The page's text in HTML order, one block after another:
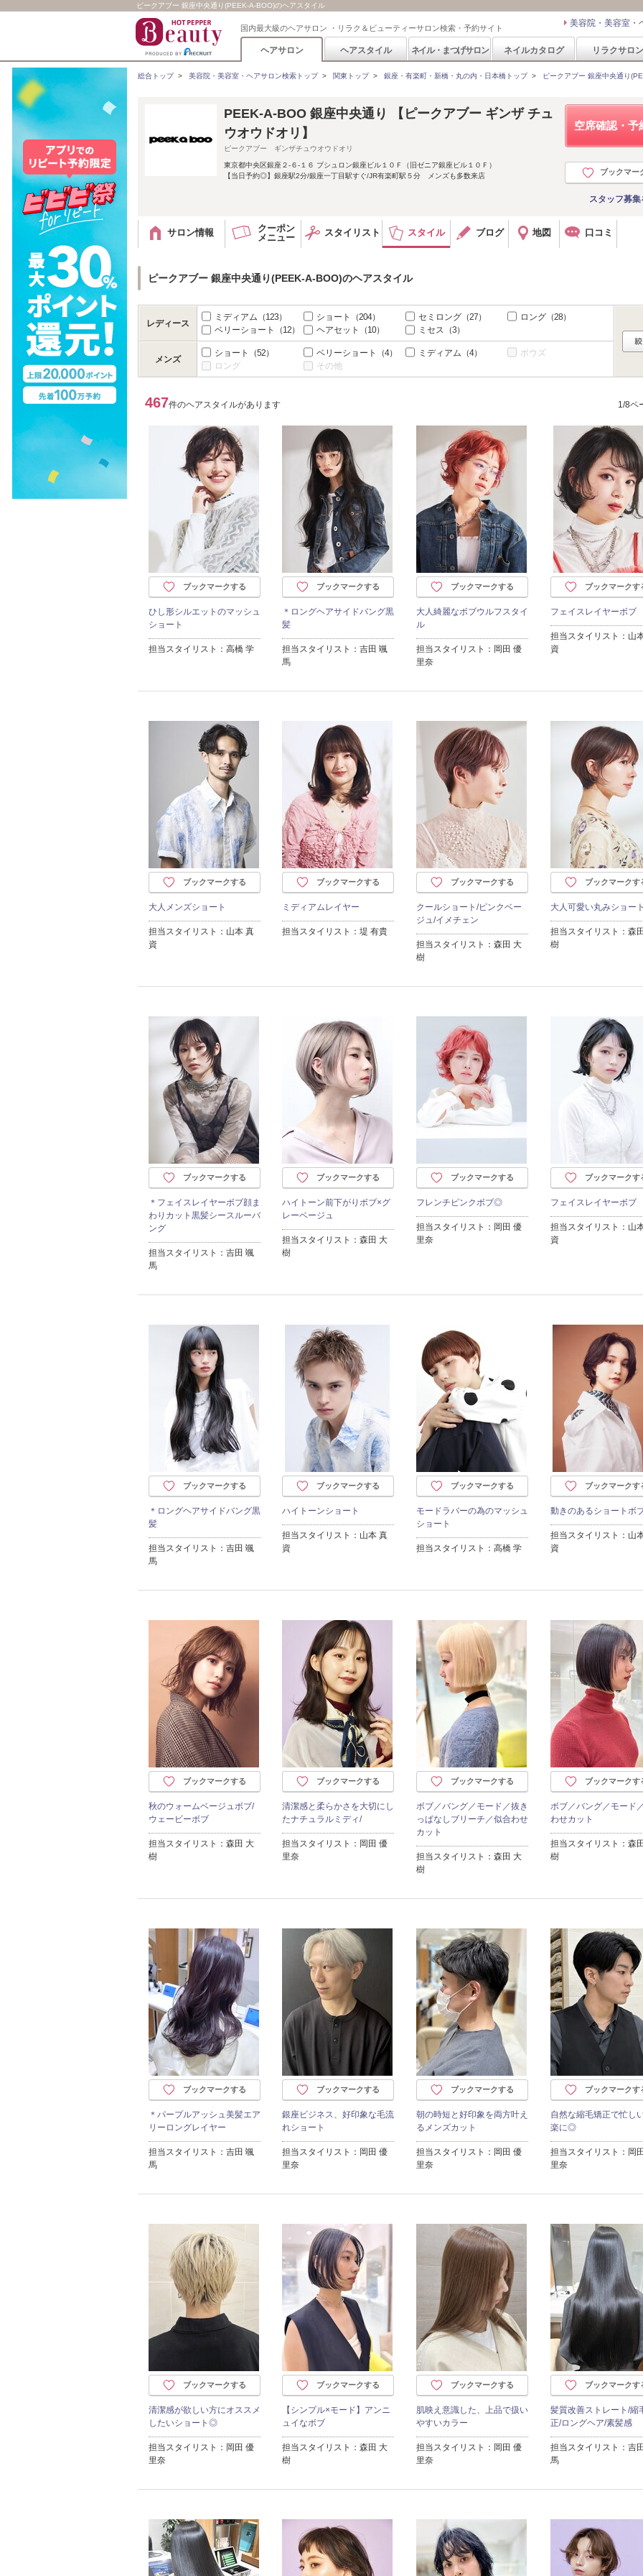
ピークアブー 銀座中央通り(PEEK-A-BOO)のヘアスタイル
国内最大級のヘアサロン ・リラク＆ビューティーサロン検索・予約サイト 美容院・美容室・
ヘアサロン ヘアスタイル ネイル・まつげサロン ネイルカタログ リラクサロン
総合トップ> 美容院・美容室・ヘアサロン検索トップ> 関東トップ> 銀座・有楽町・新橋・丸の内・日本橋トップ> ピークアブー 銀座中央通り
空席確認・予
ブックマー
スタッフ募
PEEK-A-BOO 銀座中央通り 【ピークアブー ギンザ チュ
ウオウドオリ】
ピークアブー ギンザチュウオウドオリ
東京都中央区銀座２-６-１６ ブシュロン銀座ビル１０Ｆ（旧ゼニア銀座ビル１０Ｆ）
【当日予約◎】銀座駅2分/銀座一丁目駅すぐ/JR有楽町駅５分 メンズも多数来店
サロン情報
クーポン
メニュー
スタイリスト スタイル ブログ 地図 口コミ
ピークアブー 銀座中央通り(PEEK-A-BOO)のヘアスタイル
レディース
ミディアム （123） ショート （204） セミロング （27） ロング （28）
ベリーショート
（12） ヘアセット （10） ミセス （3）
メンズ
ショート （52） ベリーショート （4） ミディアム （4）
ボウズ
ロング
その他
467件のヘアスタイルがあります 1/8ペ
ブックマークする
ひし形シルエットのマッシュ
ショート
担当スタイリスト：高橋 学
ブックマークする
＊ロングヘアサイドバング黒
髪
担当スタイリスト：吉田 颯
馬
ブックマークする
大人綺麗なボブウルフスタイ
ル
担当スタイリスト：岡田 優
里奈
ブックマークす
フェイスレイヤーボブ
担当スタイリスト：山
資
ブックマークする
大人メンズショート
担当スタイリスト：山本 真
資
ブックマークする
ミディアムレイヤー
担当スタイリスト：堤 有貴
ブックマークする
クールショート/ピンクベー
ジュ/イメチェン
担当スタイリスト：森田 大
樹
ブックマークす
大人可愛い丸みショー
担当スタイリスト：森
樹
ブックマークする
＊フェイスレイヤーボブ顔ま
わりカット黒髪シースルーバ
ング
担当スタイリスト：吉田 颯
馬
ブックマークする
ハイトーン前下がりボブ×グ
レーベージュ
担当スタイリスト：森田 大
樹
ブックマークする
フレンチピンクボブ◎
担当スタイリスト：岡田 優
里奈
ブックマークす
フェイスレイヤーボブ
担当スタイリスト：山
資
ブックマークする
＊ロングヘアサイドバング黒
髪
担当スタイリスト：吉田 颯
馬
ブックマークする
ハイトーンショート
担当スタイリスト：山本 真
資
ブックマークする
モードラバーの為のマッシュ
ショート
担当スタイリスト：高橋 学
ブックマークす
動きのあるショートボ
担当スタイリスト：山
資
ブックマークする
秋のウォームベージュボブ/
ウェービーボブ
担当スタイリスト：森田 大
樹
ブックマークする
清潔感と柔らかさを大切にし
たナチュラルミディ/
担当スタイリスト：岡田 優
里奈
ブックマークする
ボブ／バング／モード／抜き
っぱなしブリーチ／似合わせ
カット
担当スタイリスト：森田 大
樹
ブックマークす
ボブ／バング／モード
わせカット
担当スタイリスト：森
樹
ブックマークする
＊パープルアッシュ美髪エア
リーロングレイヤー
担当スタイリスト：吉田 颯
馬
ブックマークする
銀座ビジネス、好印象な毛流
れショート
担当スタイリスト：岡田 優
里奈
ブックマークする
朝の時短と好印象を両方叶え
るメンズカット
担当スタイリスト：岡田 優
里奈
ブックマークす
自然な縮毛矯正で忙し
楽に◎
担当スタイリスト：岡
里奈
ブックマークする
清潔感が欲しい方にオススメ
したいショート◎
担当スタイリスト：岡田 優
里奈
ブックマークする
【シンプル×モード】アンニ
ュイなボブ
担当スタイリスト：森田 大
樹
ブックマークする
肌映え意識した、上品で扱い
やすいカラー
担当スタイリスト：岡田 優
里奈
ブックマークす
髪質改善ストレート/縮
正/ロングヘア/素髪感
担当スタイリスト：吉
馬